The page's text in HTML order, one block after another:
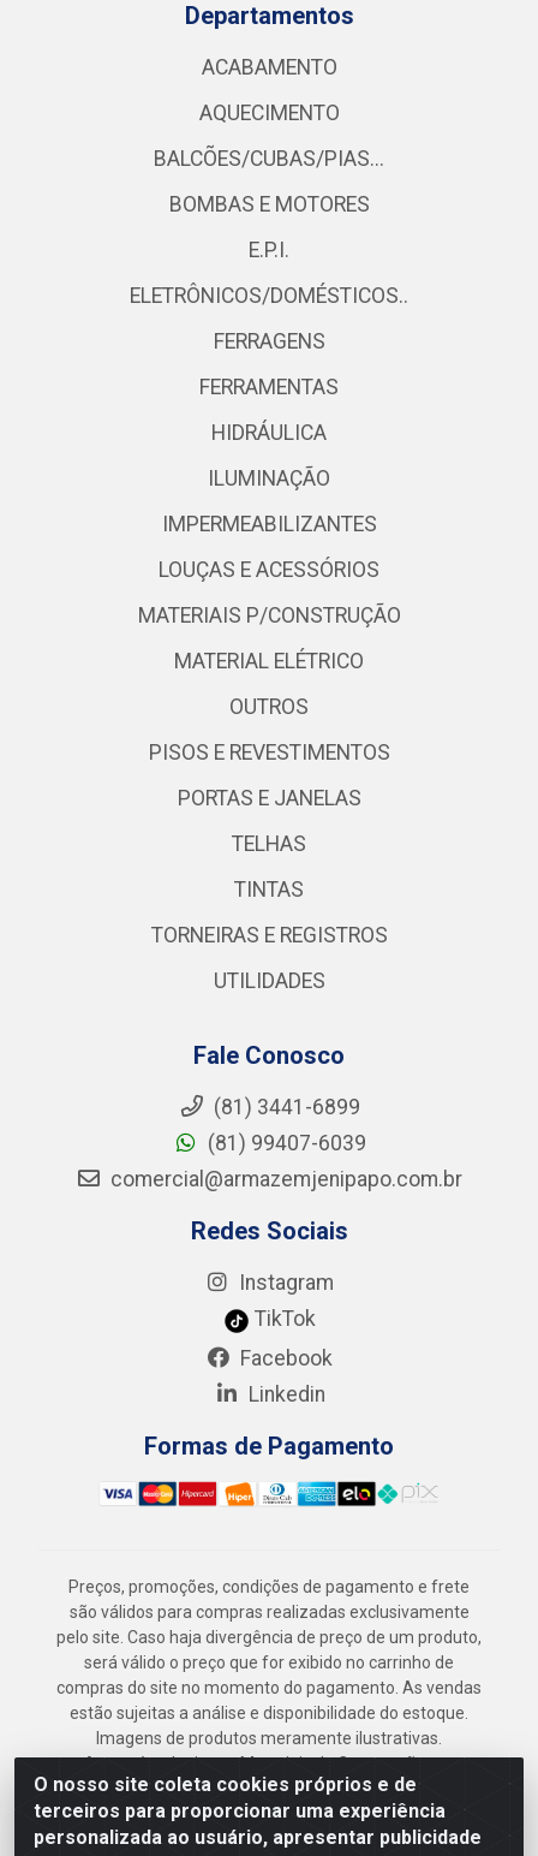
O nosso site coleta cookies próprios e de
terceiros para proporcionar uma experiência
personalizada ao usuário, apresentar publicidade
Departamentos
ACABAMENTO
AQUECIMENTO
BALCÕES/CUBAS/PIAS...
BOMBAS E MOTORES
E.P.I.
ELETRÔNICOS/DOMÉSTICOS..
FERRAGENS
FERRAMENTAS
HIDRÁULICA
ILUMINAÇÃO
IMPERMEABILIZANTES
LOUÇAS E ACESSÓRIOS
MATERIAIS P/CONSTRUÇÃO
MATERIAL ELÉTRICO
OUTROS
PISOS E REVESTIMENTOS
PORTAS E JANELAS
TELHAS
TINTAS
TORNEIRAS E REGISTROS
UTILIDADES
Fale Conosco
(81) 3441-6899
(81) 99407-6039
comercial@armazemjenipapo.com.br
Redes Sociais
Instagram
TikTok
Facebook
Linkedin
Formas de Pagamento
Preços, promoções, condições de pagamento e frete
são válidos para compras realizadas exclusivamente
pelo site. Caso haja divergência de preço de um produto,
será válido o preço que for exibido no carrinho de
compras do site no momento do pagamento. As vendas
estão sujeitas a análise e disponibilidade do estoque.
Imagens de produtos meramente ilustrativas.
Armazém Jenipapo Materiais de Construção em
Geral LTDA - Rua das Flores, 2691 - Guabiraba,
Recife/PE - CEP 52.291-630 - CNPJ
41.097.379/0001-